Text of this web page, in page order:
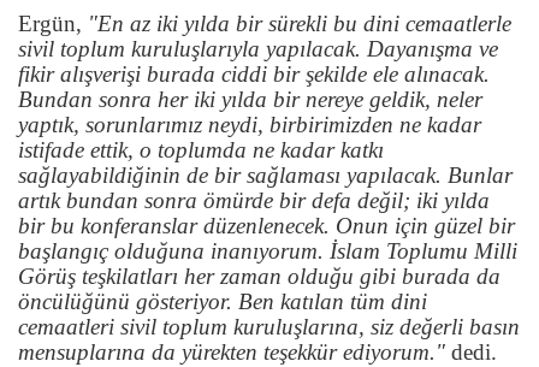
Ergün, "En az iki yılda bir sürekli bu dini cemaatlerle
sivil toplum kuruluşlarıyla yapılacak. Dayanışma ve
fikir alışverişi burada ciddi bir şekilde ele alınacak.
Bundan sonra her iki yılda bir nereye geldik, neler
yaptık, sorunlarımız neydi, birbirimizden ne kadar
istifade ettik, o toplumda ne kadar katkı
sağlayabildiğinin de bir sağlaması yapılacak. Bunlar
artık bundan sonra ömürde bir defa değil; iki yılda
bir bu konferanslar düzenlenecek. Onun için güzel bir
başlangıç olduğuna inanıyorum. İslam Toplumu Milli
Görüş teşkilatları her zaman olduğu gibi burada da
öncülüğünü gösteriyor. Ben katılan tüm dini
cemaatleri sivil toplum kuruluşlarına, siz değerli basın
mensuplarına da yürekten teşekkür ediyorum." dedi.